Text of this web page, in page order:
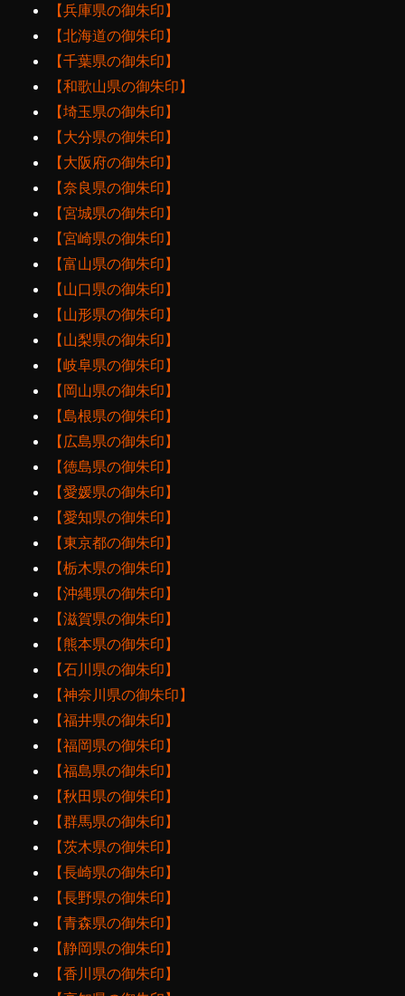
【兵庫県の御朱印】
【北海道の御朱印】
【千葉県の御朱印】
【和歌山県の御朱印】
【埼玉県の御朱印】
【大分県の御朱印】
【大阪府の御朱印】
【奈良県の御朱印】
【宮城県の御朱印】
【宮崎県の御朱印】
【富山県の御朱印】
【山口県の御朱印】
【山形県の御朱印】
【山梨県の御朱印】
【岐阜県の御朱印】
【岡山県の御朱印】
【島根県の御朱印】
【広島県の御朱印】
【徳島県の御朱印】
【愛媛県の御朱印】
【愛知県の御朱印】
【東京都の御朱印】
【栃木県の御朱印】
【沖縄県の御朱印】
【滋賀県の御朱印】
【熊本県の御朱印】
【石川県の御朱印】
【神奈川県の御朱印】
【福井県の御朱印】
【福岡県の御朱印】
【福島県の御朱印】
【秋田県の御朱印】
【群馬県の御朱印】
【茨木県の御朱印】
【長崎県の御朱印】
【長野県の御朱印】
【青森県の御朱印】
【静岡県の御朱印】
【香川県の御朱印】